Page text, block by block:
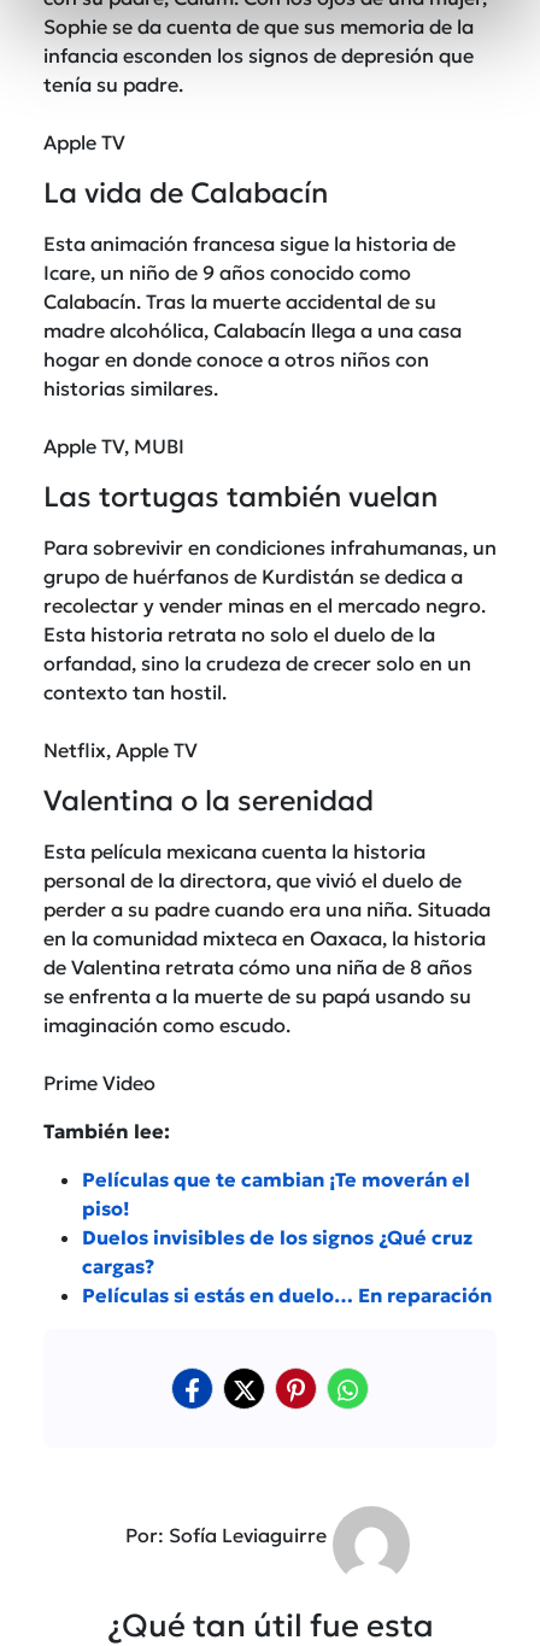
Sophie se da cuenta de que sus memoria de la
infancia esconden los signos de depresión que
tenía su padre.
Apple TV
La vida de Calabacín
Esta animación francesa sigue la historia de
Icare, un niño de 9 años conocido como
Calabacín. Tras la muerte accidental de su
madre alcohólica, Calabacín llega a una casa
hogar en donde conoce a otros niños con
historias similares.
Apple TV, MUBI
Las tortugas también vuelan
Para sobrevivir en condiciones infrahumanas, un
grupo de huérfanos de Kurdistán se dedica a
recolectar y vender minas en el mercado negro.
Esta historia retrata no solo el duelo de la
orfandad, sino la crudeza de crecer solo en un
contexto tan hostil.
Netflix, Apple TV
Valentina o la serenidad
Esta película mexicana cuenta la historia
personal de la directora, que vivió el duelo de
perder a su padre cuando era una niña. Situada
en la comunidad mixteca en Oaxaca, la historia
de Valentina retrata cómo una niña de 8 años
se enfrenta a la muerte de su papá usando su
imaginación como escudo.
Prime Video
También lee:
Películas que te cambian ¡Te moverán el
piso!
Duelos invisibles de los signos ¿Qué cruz
cargas?
Películas si estás en duelo… En reparación
Por: Sofía Leviaguirre
¿Qué tan útil fue esta